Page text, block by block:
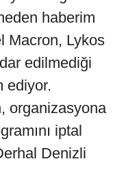
haberim
Macron, Lykos
edilmediği
ediyor.
organizasyona
iptal
Denizli